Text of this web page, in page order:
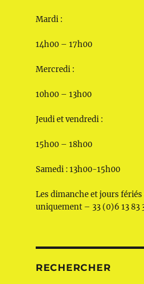
Mardi :
14h00 – 17h00
Mercredi :
10h00 – 13h00
Jeudi et vendredi :
15h00 – 18h00
Samedi : 13h00-15h00
Les dimanche et jours
uniquement – 33 (0)6 13 83
RECHERCHER